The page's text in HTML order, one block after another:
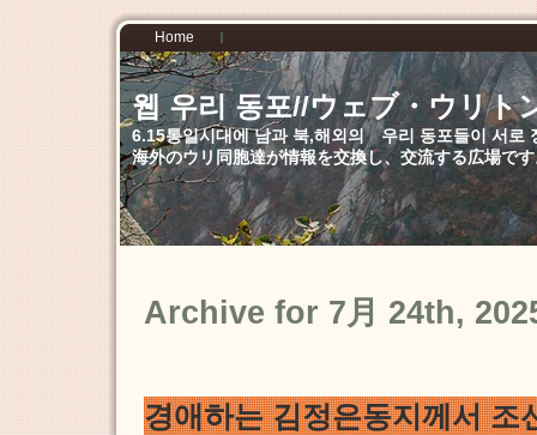
Home
웹 우리 동포//ウェブ・ウリト
6.15통일시대에 남과 북,해외의 우리 동포들이 서로
海外のウリ同胞達が情報を交換し、交流する広場で
Archive for 7月 24th,
경애하는 김정은동지께서 조